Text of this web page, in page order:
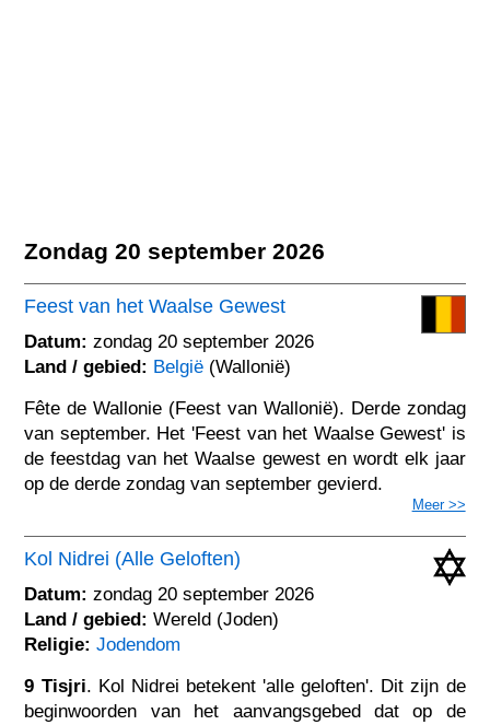
Zondag 20 september 2026
Feest van het Waalse Gewest
Datum: zondag 20 september 2026
Land / gebied: België (Wallonië)
Fête de Wallonie (Feest van Wallonië). Derde zondag
van september. Het 'Feest van het Waalse Gewest' is
de feestdag van het Waalse gewest en wordt elk jaar
op de derde zondag van september gevierd.
Meer >>
Kol Nidrei (Alle Geloften)
Datum: zondag 20 september 2026
Land / gebied: Wereld (Joden)
Religie: Jodendom
9 Tisjri. Kol Nidrei betekent 'alle geloften'. Dit zijn de
beginwoorden van het aanvangsgebed dat op de